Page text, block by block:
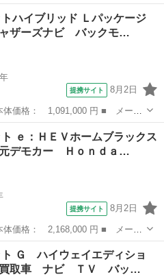
■ グレード名： ｅ：ＨＥＶ
ダセンシング 純正ナビ（ＶＸ
ハイブリッド Ｌパッケージ
ザーズナビ バックモ…
提携サイト 8月2日
トハイブリッド ■ グレード
ャザーズナビ バックモニター
ｅ：ＨＥＶホームブラックス
デモカー Ｈｏｎｄａ…
提携サイト 8月2日
ト ■ グレード名： ｅ：ＨＥ
デモカー Ｈｏｎｄａ認定中古
ト Ｇ ハイウェイエディショ
買取車 ナビ ＴＶ バッ…